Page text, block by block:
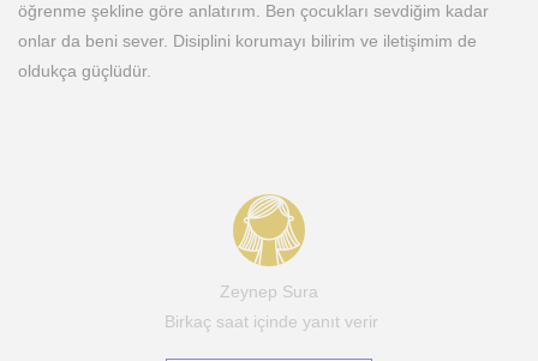
öğrenme şekline göre anlatırım. Ben çocukları sevdiğim kadar
onlar da beni sever. Disiplini korumayı bilirim ve iletişimim de
oldukça güçlüdür.
Zeynep Sura
Birkaç saat içinde yanıt verir